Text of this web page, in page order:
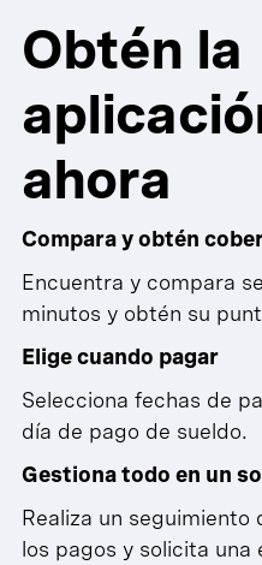
Obtén la
ahora
Compara y obtén
Encuentra y compara
minutos y obtén su
Elige cuando pagar
Selecciona fechas de
día de pago de sueldo.
Gestiona todo en un
Realiza un
los pagos y solicita una